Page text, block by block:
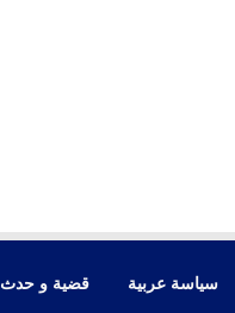
سياسة عربية قضية و حدث